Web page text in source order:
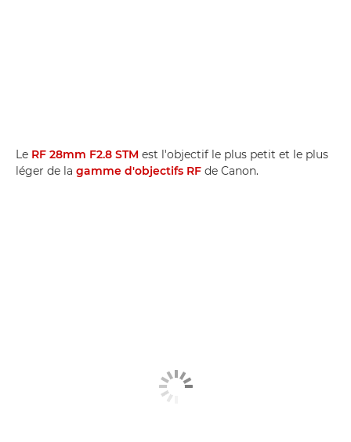
Le RF 28mm F2.8 STM est l'objectif le plus petit et le plus
léger de la gamme d'objectifs RF de Canon.